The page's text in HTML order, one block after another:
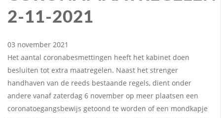
2-11-2021
03 november 2021
Het aantal coronabesmettingen heeft het kabinet doen
besluiten tot extra maatregelen. Naast het strenger
handhaven van de reeds bestaande regels, dient onder
andere vanaf zaterdag 6 november op meer plaatsen een
coronatoegangsbewijs getoond te worden of een mondkapje